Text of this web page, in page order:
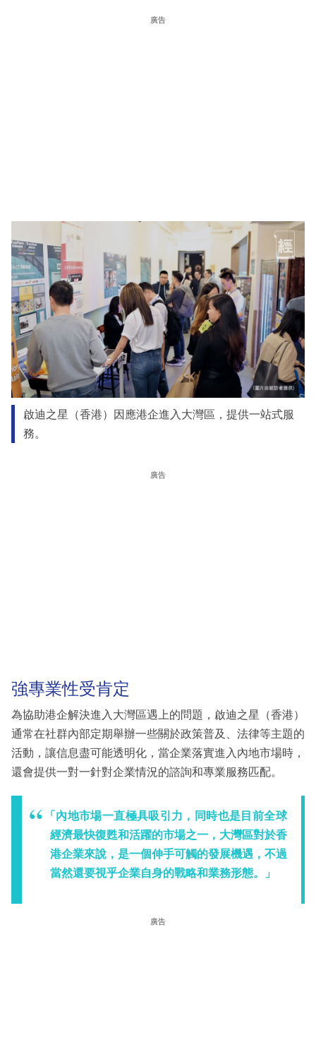
廣告
啟迪之星（香港）因應港企進入大灣區，提供一站式服
務。
廣告
強專業性受肯定
為協助港企解決進入大灣區遇上的問題，啟迪之星（香港）
通常在社群內部定期舉辦一些關於政策普及、法律等主題的
活動，讓信息盡可能透明化，當企業落實進入內地市場時，
還會提供一對一針對企業情況的諮詢和專業服務匹配。
「內地市場一直極具吸引力，同時也是目前全球
經濟最快復甦和活躍的市場之一，大灣區對於香
港企業來說，是一個伸手可觸的發展機遇，不過
當然還要視乎企業自身的戰略和業務形態。」
廣告